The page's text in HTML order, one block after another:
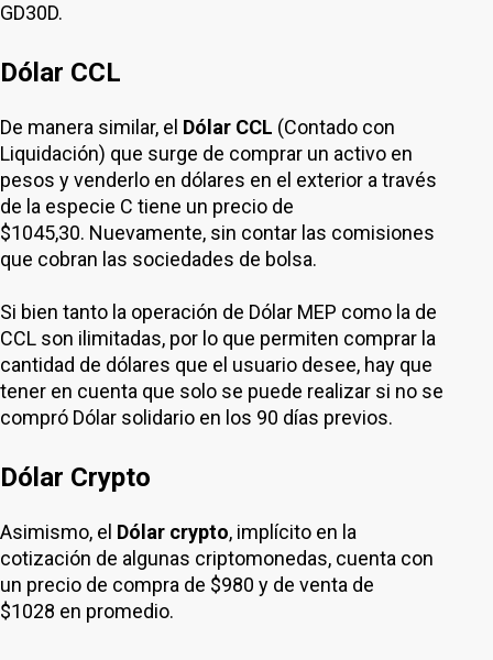
GD30D.
Dólar CCL
De manera similar, el Dólar CCL (Contado con
Liquidación) que surge de comprar un activo en
pesos y venderlo en dólares en el exterior a través
de la especie C tiene un precio de
$1045,30. Nuevamente, sin contar las comisiones
que cobran las sociedades de bolsa.
Si bien tanto la operación de Dólar MEP como la de
CCL son ilimitadas, por lo que permiten comprar la
cantidad de dólares que el usuario desee, hay que
tener en cuenta que solo se puede realizar si no se
compró Dólar solidario en los 90 días previos.
Dólar Crypto
Asimismo, el Dólar crypto, implícito en la
cotización de algunas criptomonedas, cuenta con
un precio de compra de $980 y de venta de
$1028 en promedio.